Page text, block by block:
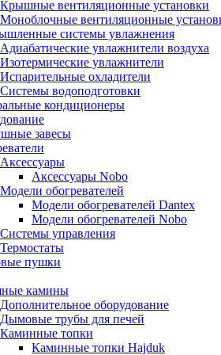
Крышные вентиляционные установки
Моноблочные вентиляционные
системы увлажнения
Адиабатические увлажнители воздуха
Изотермические увлажнители
Испарительные охладители
Системы водоподготовки
кондиционеры
завесы
Аксессуары
Аксессуары Nobo
Модели обогревателей
Модели обогревателей Dantex
Модели обогревателей Nobo
Системы управления
Термостаты
пушки
камины
Дополнительное оборудование
Дымовые трубы для печей
Каминные топки
Каминные топки Hajduk